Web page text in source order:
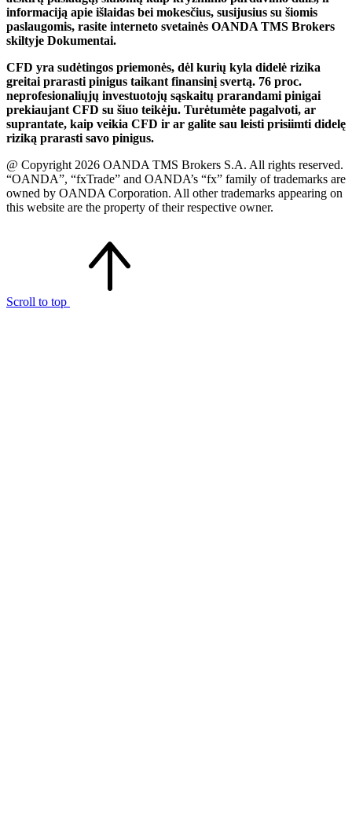
informaciją apie išlaidas bei mokesčius, susijusius su šiomis
paslaugomis, rasite interneto svetainės OANDA TMS Brokers
skiltyje Dokumentai.
CFD yra sudėtingos priemonės, dėl kurių kyla didelė rizika
greitai prarasti pinigus taikant finansinį svertą. 76 proc.
neprofesionaliųjų investuotojų sąskaitų prarandami pinigai
prekiaujant CFD su šiuo teikėju. Turėtumėte pagalvoti, ar
suprantate, kaip veikia CFD ir ar galite sau leisti prisiimti didelę
riziką prarasti savo pinigus.
@ Copyright 2026 OANDA TMS Brokers S.A. All rights reserved.
“OANDA”, “fxTrade” and OANDA’s “fx” family of trademarks are
owned by OANDA Corporation. All other trademarks appearing on
this website are the property of their respective owner.
Scroll to top